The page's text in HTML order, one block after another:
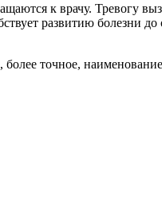
к врачу. Тревогу
развитию болезни
точное,